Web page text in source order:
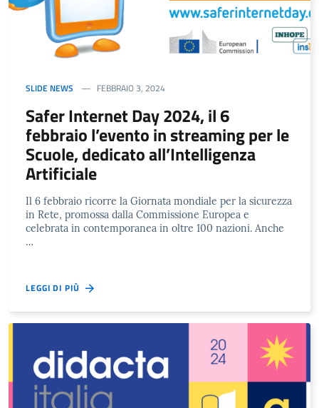
SLIDE NEWS FEBBRAIO 3, 2024
Safer Internet Day 2024, il 6
febbraio l’evento in streaming per le
Scuole, dedicato all’Intelligenza
Artificiale
Il 6 febbraio ricorre la Giornata mondiale per la sicurezza
in Rete, promossa dalla Commissione Europea e
celebrata in contemporanea in oltre 100 nazioni. Anche
…
LEGGI DI PIÙ